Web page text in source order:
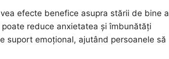
efecte benefice asupra stării de bine a
reduce anxietatea și îmbunătăți
suport emoțional, ajutând persoanele să